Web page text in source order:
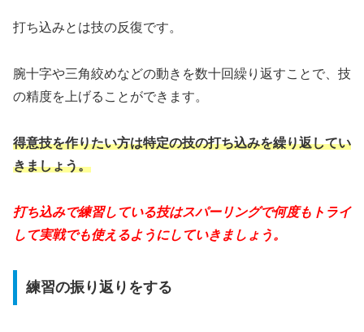
打ち込みとは技の反復です。
腕十字や三角絞めなどの動きを数十回繰り返すことで、技
の精度を上げることができます。
得意技を作りたい方は特定の技の打ち込みを繰り返してい
きましょう。
打ち込みで練習している技はスパーリングで何度もトライ
して実戦でも使えるようにしていきましょう。
練習の振り返りをする